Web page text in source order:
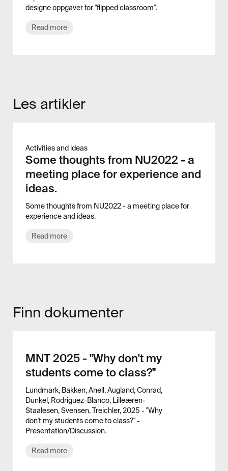
designe oppgaver for "flipped classroom".
Read more
Les artikler
Activities and ideas
Some thoughts from NU2022 - a
meeting place for experience and
ideas.
Some thoughts from NU2022 - a meeting place for
experience and ideas.
Read more
Finn dokumenter
MNT 2025 - "Why don't my
students come to class?"
Lundmark, Bakken, Anell, Augland, Conrad,
Dunkel, Rodriguez-Blanco, Lilleæren-
Staalesen, Svensen, Treichler, 2025 - "Why
don't my students come to class?" -
Presentation/Discussion.
Read more